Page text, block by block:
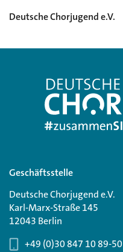
Deutsche Chorjugend e.V.
Geschäftsstelle
Deutsche Chorjugend e.V.
Karl-Marx-Straße 145
12043 Berlin
+49 (0)30 847 10 89-50